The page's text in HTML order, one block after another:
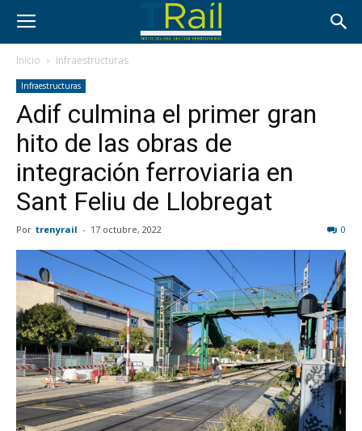
Inicio Infraestructuras
Infraestructuras
Adif culmina el primer gran
hito de las obras de
integración ferroviaria en
Sant Feliu de Llobregat
Por trenyrail - 17 octubre, 2022 0